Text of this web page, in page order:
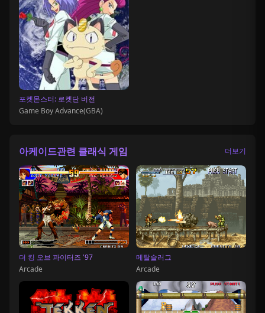
포켓몬스터: 로켓단 버전
Game Boy Advance(GBA)
아케이드관련 클래식 게임 더보기
더 킹 오브 파이터즈 '97
Arcade
메탈슬러그
Arcade